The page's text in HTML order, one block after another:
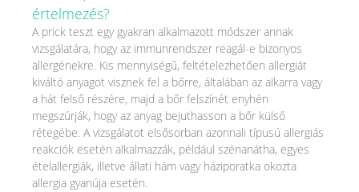
értelmezés?
A prick teszt egy gyakran alkalmazott módszer annak
vizsgálatára, hogy az immunrendszer reagál-e bizonyos
allergénekre. Kis mennyiségű, feltételezhetően allergiát
kiváltó anyagot visznek fel a bőrre, általában az alkarra vagy
a hát felső részére, majd a bőr felszínét enyhén
megszúrják, hogy az anyag bejuthasson a bőr külső
rétegébe. A vizsgálatot elsősorban azonnali típusú allergiás
reakciók esetén alkalmazzák, például szénanátha, egyes
ételallergiák, illetve állati hám vagy háziporatka okozta
allergia gyanúja esetén.